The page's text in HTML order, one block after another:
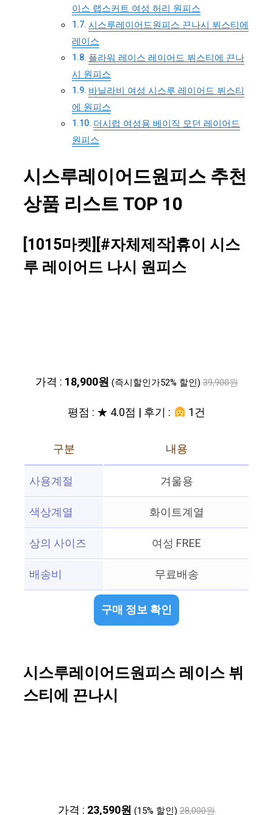
이스 랩스커트 여성 허리 원피스
시스루레이어드원피스 끈나시 뷔스티에
레이스
플라워 레이스 레이어드 뷔스티에 끈나
시 원피스
바닐라비 여성 시스루 레이어드 뷔스티
에 원피스
더시럽 여성용 베이직 모던 레이어드
원피스
시스루레이어드원피스 추천
상품 리스트 TOP 10
[1015마켓][#자체제작]휴이 시스
루 레이어드 나시 원피스
가격 : 18,900원 (즉시할인가52% 할인) 39,900원
평점 : ★ 4.0점 | 후기 : 1건
구분
내용
사용계절
겨울용
색상계열
화이트계열
상의 사이즈
여성 FREE
배송비
무료배송
구매 정보 확인
시스루레이어드원피스 레이스 뷔
스티에 끈나시
가격 : 23,590원 (15% 할인) 28,000원